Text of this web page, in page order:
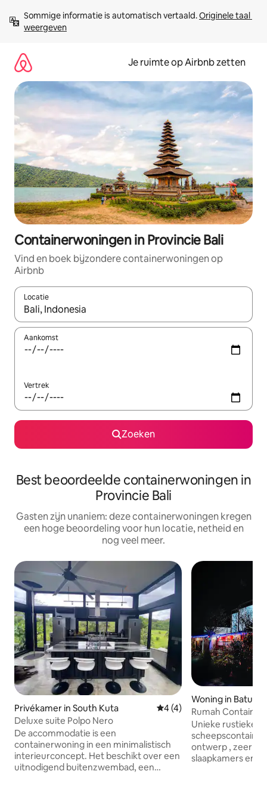
direct
naar
Sommige informatie is automatisch vertaald. Originele taal
weergeven
Je ruimte op Airbnb zetten
Containerwoningen in Provincie Bali
Vind en boek bijzondere containerwoningen op
Airbnb
Locatie
Wanneer er suggesties beschikbaar zijn, maak je een keuze
Aankomst
Vertrek
Zoeken
Best beoordeelde containerwoningen in
Provincie Bali
Gasten zijn unaniem: deze containerwoningen kregen
een hoge beoordeling voor hun locatie, netheid en
nog veel meer.
Privékamer in South Kuta Gemiddelde beoordeling
4 (4)
Deluxe suite Polpo Nero
De accommodatie is een
containerwoning in een minimalistisch
interieurconcept. Het beschikt over een
uitnodigend buitenzwembad, een
Woning in Baturiti
Rumah
Unieke rustieke
ontwerp , zeer
slaapkamers ensuites, en